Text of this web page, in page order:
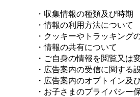
・収集情報の種類及び時期
・情報の利用方法について
・クッキーやトラッキング
・情報の共有について
・ご自身の情報を閲覧又は
・広告案内の受信に関する
・広告案内のオプトイン及
・お子さまのプライバシー